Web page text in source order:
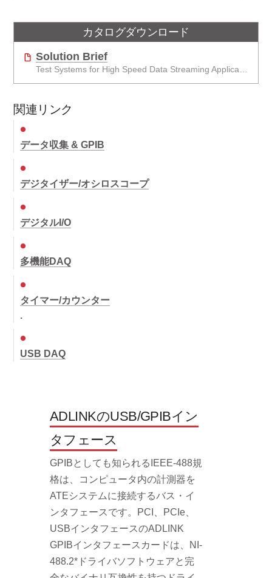
カタログダウンロード
Solution Brief
関連リンク
データ収集 & GPIB
デジタイザー/オシロスコープ
デジタルI/O
多機能DAQ
タイマー/カウンター
.
USB DAQ
ADLINKのUSB/GPIBイン
タフェース
GPIBとしても知られるIEEE-488規
格は、コンピュータ内の計測器を
ATEシステムに接続するバス・イ
ンタフェースです。PCI、PCIe、
USBインタフェースのADLINK
GPIBインタフェースカードは、NI-
488.2*ドライバソフトウェアと完